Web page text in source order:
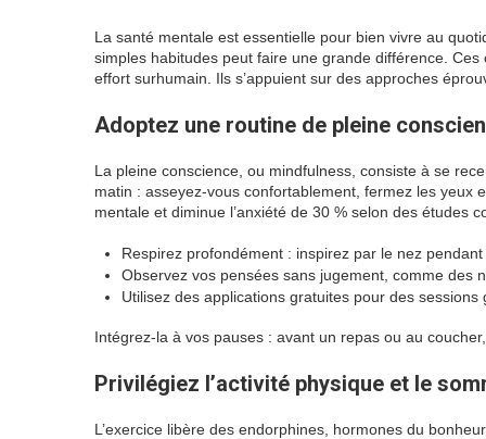
La santé mentale est essentielle pour bien vivre au
simples habitudes peut faire une grande différence.
effort surhumain. Ils s’appuient sur des approches
Adoptez une routine de pleine
La pleine conscience, ou mindfulness, consiste à se
matin : asseyez-vous confortablement, fermez les
mentale et diminue l’anxiété de 30 % selon des études
Respirez profondément : inspirez par le nez
Observez vos pensées sans jugement, comme des
Utilisez des applications gratuites pour des sessions
Intégrez-la à vos pauses : avant un repas ou au
Privilégiez l’activité physique et le
L’exercice libère des endorphines, hormones du